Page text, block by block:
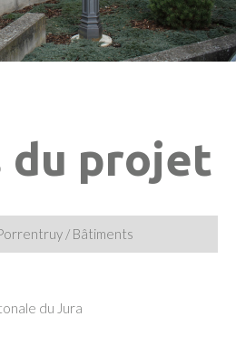
du projet
/ Bâtiments
du Jura